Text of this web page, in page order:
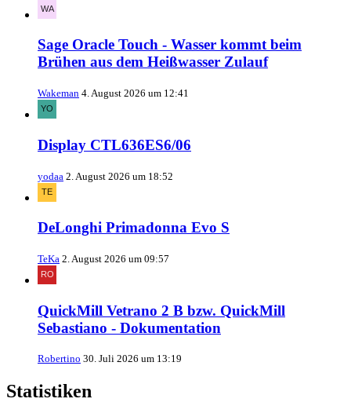
Sage Oracle Touch - Wasser kommt beim
Brühen aus dem Heißwasser Zulauf
Wakeman 4. August 2026 um 12:41
Display CTL636ES6/06
yodaa 2. August 2026 um 18:52
DeLonghi Primadonna Evo S
TeKa 2. August 2026 um 09:57
QuickMill Vetrano 2 B bzw. QuickMill
Sebastiano - Dokumentation
Robertino 30. Juli 2026 um 13:19
Statistiken